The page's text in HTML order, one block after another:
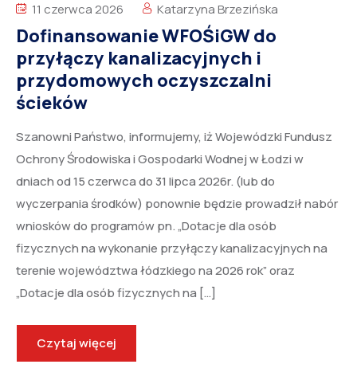
11 czerwca 2026 Katarzyna Brzezińska
Dofinansowanie WFOŚiGW do
przyłączy kanalizacyjnych i
przydomowych oczyszczalni
ścieków
Szanowni Państwo, informujemy, iż Wojewódzki Fundusz
Ochrony Środowiska i Gospodarki Wodnej w Łodzi w
dniach od 15 czerwca do 31 lipca 2026r. (lub do
wyczerpania środków) ponownie będzie prowadził nabór
wniosków do programów pn. „Dotacje dla osób
fizycznych na wykonanie przyłączy kanalizacyjnych na
terenie województwa łódzkiego na 2026 rok” oraz
„Dotacje dla osób fizycznych na […]
Czytaj więcej